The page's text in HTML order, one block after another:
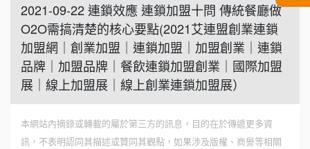
2021-09-22 連鎖效應 連鎖加盟十問 傳統餐廳做
O2O需搞清楚的核心要點(2021艾連盟創業連鎖
加盟網｜創業加盟｜連鎖加盟｜加盟創業｜連鎖
品牌｜加盟品牌｜餐飲連鎖加盟創業｜國際加盟
展｜線上加盟展｜線上創業連鎖加盟展）
本網站內摘錄或轉載的屬於第三方的訊息，目的在於傳遞更多資
訊，不表明認同其描述或贊同其觀點，如果涉及版權、商譽等相關